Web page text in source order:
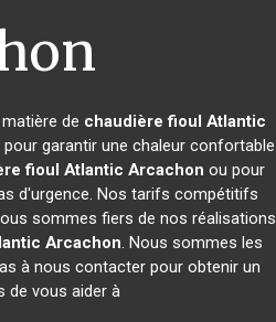
de chaudière fioul Atlantic
pour garantir une chaleur confortable
fioul Atlantic Arcachon ou pour
d'urgence. Nos tarifs compétitifs
sommes fiers de nos réalisations
Arcachon. Nous sommes les
à nous contacter pour obtenir un
de vous aider à